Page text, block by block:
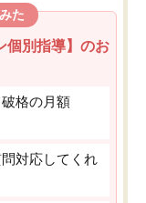
た
個別指導】のお
格の月額
対応してくれ